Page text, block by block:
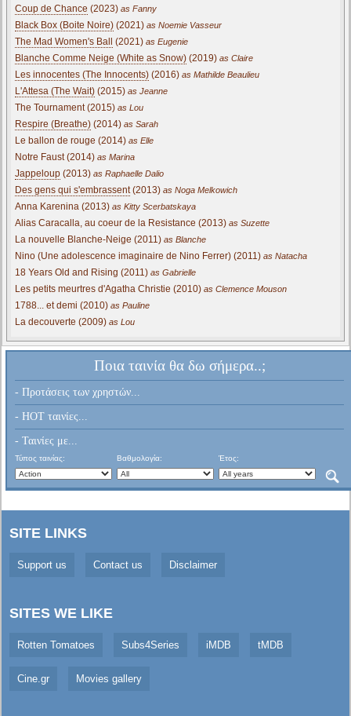
Coup de Chance (2023) as Fanny
Black Box (Boite Noire) (2021) as Noemie Vasseur
The Mad Women's Ball (2021) as Eugenie
Blanche Comme Neige (White as Snow) (2019) as Claire
Les innocentes (The Innocents) (2016) as Mathilde Beaulieu
L'Attesa (The Wait) (2015) as Jeanne
The Tournament (2015) as Lou
Respire (Breathe) (2014) as Sarah
Le ballon de rouge (2014) as Elle
Notre Faust (2014) as Marina
Jappeloup (2013) as Raphaelle Dalio
Des gens qui s'embrassent(2013) as Noga Melkowich
Anna Karenina (2013) as Kitty Scerbatskaya
Alias Caracalla, au coeur de la Resistance (2013) as Suzette
La nouvelle Blanche-Neige (2011) as Blanche
Nino (Une adolescence imaginaire de Nino Ferrer) (2011) as Natacha
18 Years Old and Rising (2011) as Gabrielle
Les petits meurtres d'Agatha Christie (2010) as Clemence Mouson
1788... et demi (2010) as Pauline
La decouverte (2009) as Lou
Ποια ταινία θα δω σήμερα..;
- Προτάσεις των χρηστών...
- HOT ταινίες...
- Ταινίες με...
Τύπος ταινίας: Βαθμολογία: Έτος:
SITE LINKS
Support us Contact us Disclaimer
SITES WE LIKE
Rotten Tomatoes Subs4Series iMDB tMDB
Cine.gr Movies gallery